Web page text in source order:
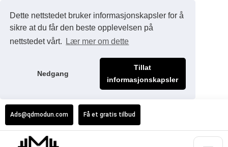
Dette nettstedet bruker informasjonskapsler for å
sikre at du får den beste opplevelsen på
nettstedet vårt.
Lær mer om dette
Nedgang
Tillat
informasjonskapsler
Ads@qdmodun.com Få et gratis tilbud